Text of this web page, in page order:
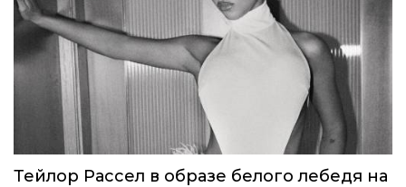
Тейлор Рассел в образе белого лебедя на